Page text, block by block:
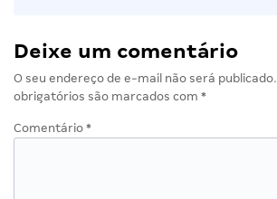
Deixe um comentário
O seu endereço de e-mail não será publicado.
obrigatórios são marcados com *
Comentário *